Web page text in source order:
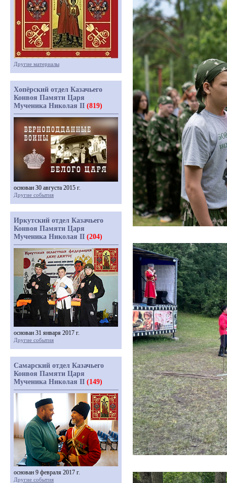
Другие материалы
Хопёрский отдел Казачьего
Конвоя Памяти Царя
Мученика Николая II (819)
основан 30 августа 2015 г.
Другие события
Иркутский отдел Казачьего
Конвоя Памяти Царя
Мученика Николая II (204)
основан 31 января 2017 г.
Другие события
Самарский отдел Казачьего
Конвоя Памяти Царя
Мученика Николая II (149)
основан 9 февраля 2017 г.
Другие события